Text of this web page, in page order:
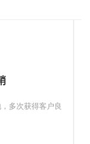
多次获得客户良